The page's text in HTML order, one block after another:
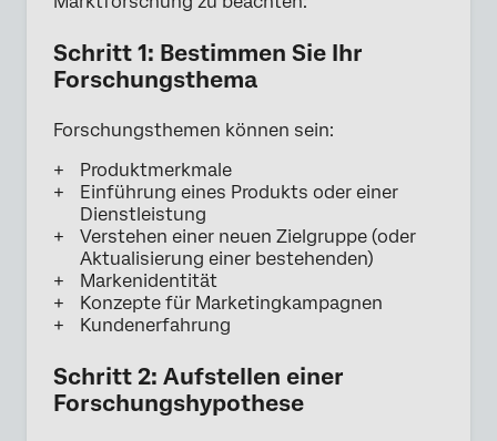
Schritt 1: Bestimmen Sie Ihr
Forschungsthema
Forschungsthemen können sein:
Produktmerkmale
Einführung eines Produkts oder einer
Dienstleistung
Verstehen einer neuen Zielgruppe (oder
Aktualisierung einer bestehenden)
Markenidentität
Konzepte für Marketingkampagnen
Kundenerfahrung
Schritt 2: Aufstellen einer
Forschungshypothese